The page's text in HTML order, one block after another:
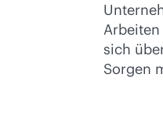
sich
Sorgen